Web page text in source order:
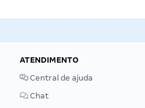
ATENDIMENTO
Central de ajuda
Chat